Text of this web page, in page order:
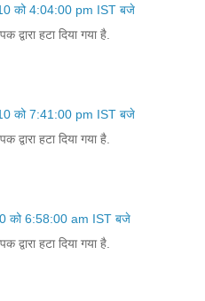
को 4:04:00 pm IST बजे
द्वारा हटा दिया गया है.
को 7:41:00 pm IST बजे
द्वारा हटा दिया गया है.
को 6:58:00 am IST बजे
द्वारा हटा दिया गया है.